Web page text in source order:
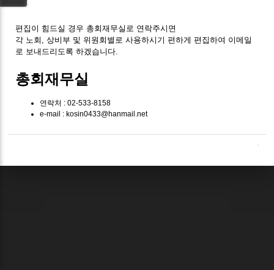
편집이 힘드실 경우 총회재무실로 연락주시면
각 노회, 상비부 및 위원회별로 사용하시기 편하게 편집하여 이메일
로 보내드리도록 하겠습니다.
총회재무실
연락처 : 02-533-8158
e-mail : kosin0433@hanmail.net